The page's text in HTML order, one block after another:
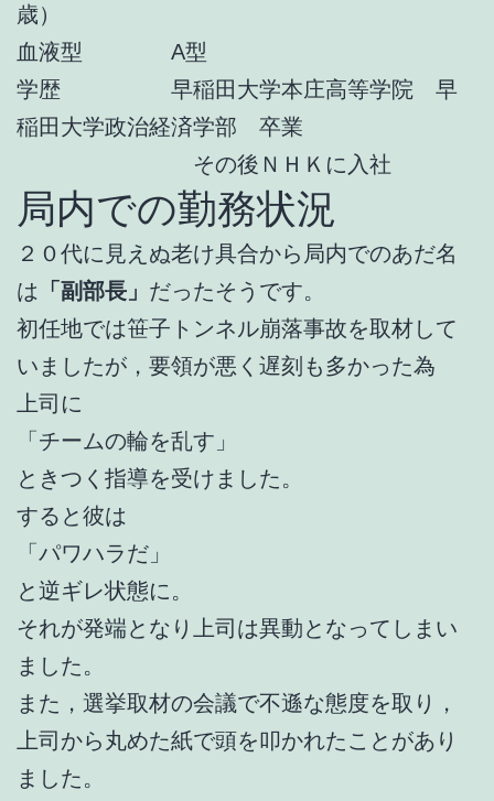
歳）
血液型 A型
学歴 早稲田大学本庄高等学院 早
稲田大学政治経済学部 卒業
その後ＮＨＫに入社
局内での勤務状況
２０代に見えぬ老け具合から局内でのあだ名
は 「副部長」 だったそうです。
初任地では笹子トンネル崩落事故を取材して
いましたが，要領が悪く遅刻も多かった為
上司に
「チームの輪を乱す」
ときつく指導を受けました。
すると彼は
「パワハラだ」
と逆ギレ状態に。
それが発端となり上司は異動となってしまい
ました。
また，選挙取材の会議で不遜な態度を取り，
上司から丸めた紙で頭を叩かれたことがあり
ました。